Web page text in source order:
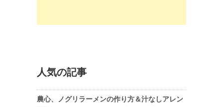
人気の記事
農心、ノグリラーメンの作り方＆汁なしアレン